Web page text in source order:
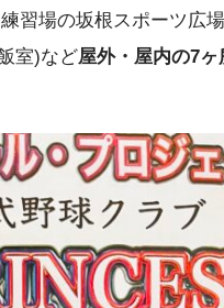
習場の坂根スポーツ広
室)など屋外・屋内の7ヶ